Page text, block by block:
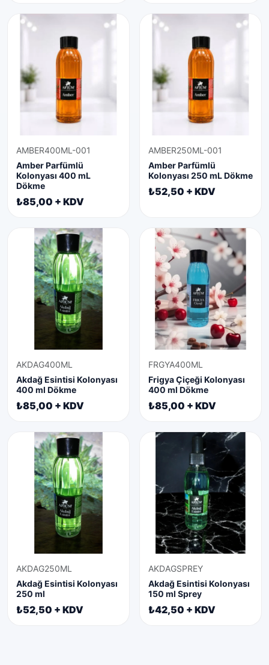
AMBER400ML-001
Amber Parfümlü
Kolonyası 400 mL
Dökme
₺85,00 + KDV
AMBER250ML-001
Amber Parfümlü
Kolonyası 250 mL Dökme
₺52,50 + KDV
AKDAG400ML
Akdağ Esintisi Kolonyası
400 ml Dökme
₺85,00 + KDV
FRGYA400ML
Frigya Çiçeği Kolonyası
400 ml Dökme
₺85,00 + KDV
AKDAG250ML
Akdağ Esintisi Kolonyası
250 ml
₺52,50 + KDV
AKDAGSPREY
Akdağ Esintisi Kolonyası
150 ml Sprey
₺42,50 + KDV